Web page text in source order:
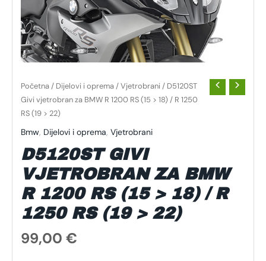
Početna / Dijelovi i oprema /Vjetrobrani / D5120ST
Givi vjetrobran za BMW R 1200 RS (15 > 18) / R 1250
RS (19 > 22)
Bmw, Dijelovi i oprema, Vjetrobrani
D5120ST GIVI
VJETROBRAN ZA BMW
R 1200 RS (15 > 18) / R
1250 RS (19 > 22)
99,00 €